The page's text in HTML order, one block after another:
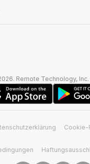
Remote Technology,
Cookie-